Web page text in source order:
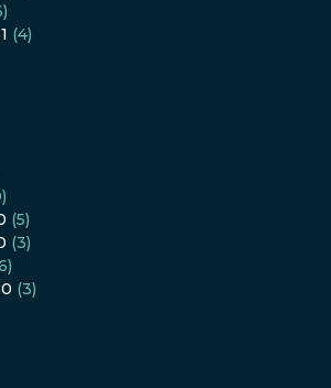
(4)
(5)
(3)
(3)